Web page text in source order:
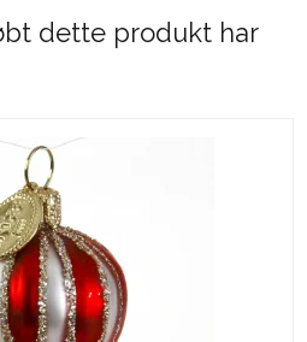
dette produkt har